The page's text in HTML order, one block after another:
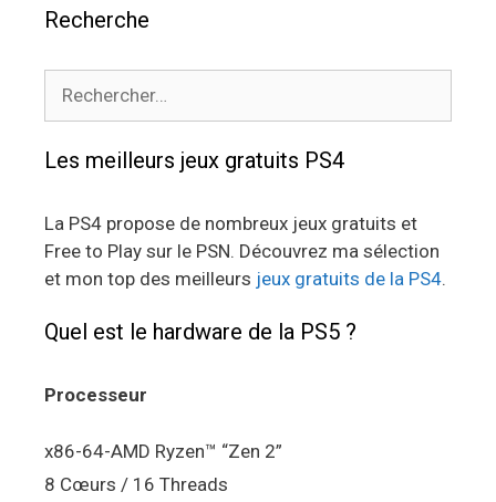
Recherche
Les meilleurs jeux gratuits PS4
La PS4 propose de nombreux jeux gratuits et
Free to Play sur le PSN. Découvrez ma sélection
et mon top des meilleurs jeux gratuits de la PS4.
Quel est le hardware de la PS5 ?
Processeur
x86-64-AMD Ryzen™ “Zen 2”
8 Cœurs / 16 Threads